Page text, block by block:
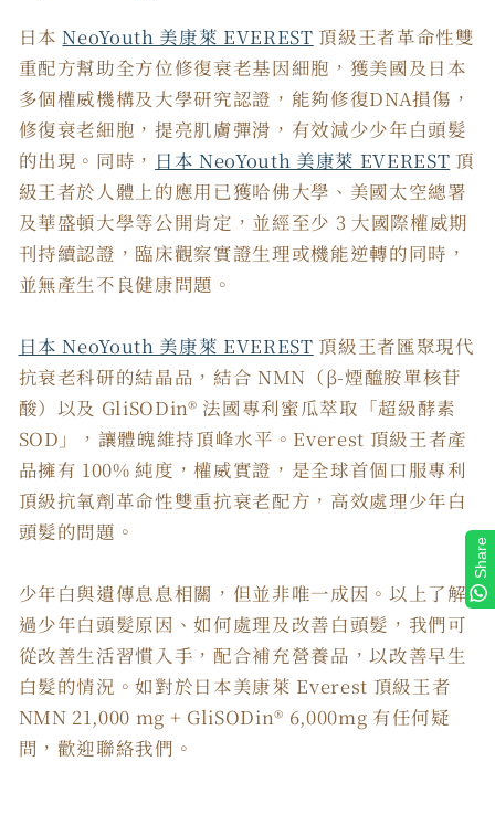
日本NeoYouth 美康萊 EVEREST 頂級王者革命性雙
重配方幫助全方位修復衰老基因細胞，獲美國及日本
多個權威機構及大學研究認證，能夠修復DNA損傷，
修復衰老細胞，提亮肌膚彈滑，有效減少少年白頭髮
的出現。同時， 日本 NeoYouth 美康萊 EVEREST 頂
級王者於人體上的應用已獲哈佛大學、美國太空總署
及華盛頓大學等公開肯定，並經至少 3 大國際權威期
刊持續認證，臨床觀察實證生理或機能逆轉的同時，
並無產生不良健康問題。
日本 NeoYouth 美康萊 EVEREST 頂級王者匯聚現代
抗衰老科研的結晶品，結合 NMN（β-煙醯胺單核苷
酸）以及 GliSODin® 法國專利蜜瓜萃取「超級酵素
SOD」，讓體魄維持頂峰水平。Everest 頂級王者產
品擁有 100% 純度，權威實證，是全球首個口服專利
頂級抗氧劑革命性雙重抗衰老配方，高效處理少年白
頭髮的問題。
少年白與遺傳息息相關，但並非唯一成因。以上了解
過少年白頭髮原因、如何處理及改善白頭髮，我們可
從改善生活習慣入手，配合補充營養品，以改善早生
白髮的情況。如對於日本美康萊 Everest 頂級王者
NMN 21,000 mg + GliSODin®️ 6,000mg 有任何疑
問，歡迎聯絡我們。
Share